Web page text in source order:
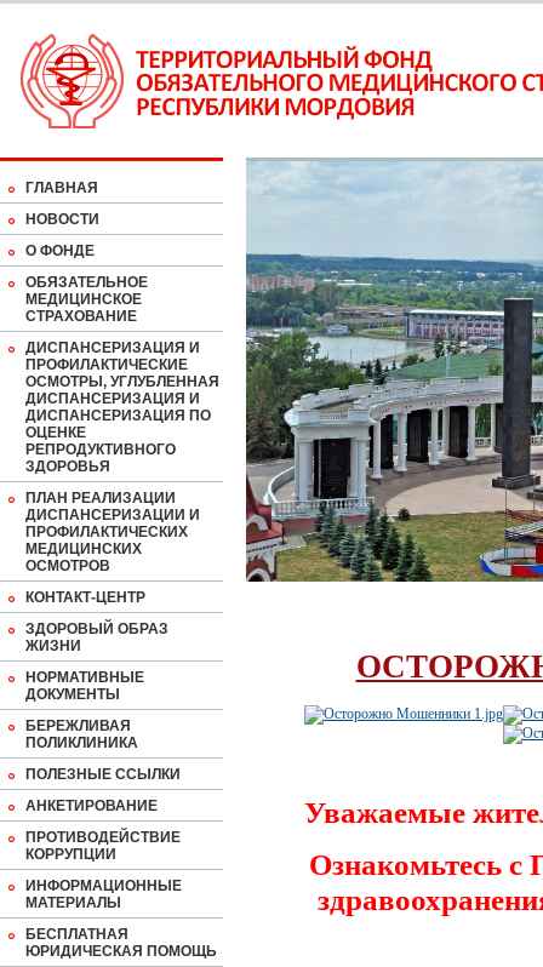
ГЛАВНАЯ
НОВОСТИ
О ФОНДЕ
ОБЯЗАТЕЛЬНОЕ
МЕДИЦИНСКОЕ
СТРАХОВАНИЕ
ДИСПАНСЕРИЗАЦИЯ И
ПРОФИЛАКТИЧЕСКИЕ
ОСМОТРЫ, УГЛУБЛЕННАЯ
ДИСПАНСЕРИЗАЦИЯ И
ДИСПАНСЕРИЗАЦИЯ ПО
ОЦЕНКЕ
РЕПРОДУКТИВНОГО
ЗДОРОВЬЯ
ПЛАН РЕАЛИЗАЦИИ
ДИСПАНСЕРИЗАЦИИ И
ПРОФИЛАКТИЧЕСКИХ
МЕДИЦИНСКИХ
ОСМОТРОВ
КОНТАКТ-ЦЕНТР
ЗДОРОВЫЙ ОБРАЗ
ЖИЗНИ
НОРМАТИВНЫЕ
ДОКУМЕНТЫ
БЕРЕЖЛИВАЯ
ПОЛИКЛИНИКА
ПОЛЕЗНЫЕ ССЫЛКИ
АНКЕТИРОВАНИЕ
ПРОТИВОДЕЙСТВИЕ
КОРРУПЦИИ
ИНФОРМАЦИОННЫЕ
МАТЕРИАЛЫ
БЕСПЛАТНАЯ
ЮРИДИЧЕСКАЯ ПОМОЩЬ
Уважаемые
Ознакомьтесь